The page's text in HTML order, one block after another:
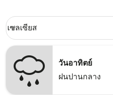
Weather unit option เซลเซียส
เซลเซียส
keyboard_arrow_down
วันอาทิตย์
ฝนปานกลาง